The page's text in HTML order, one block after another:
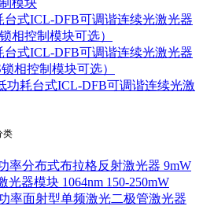
模块
台式ICL-DFB可调谐连续光激光器
相控制模块可选）
台式ICL-DFB可调谐连续光激光器
相控制模块可选）
功耗台式ICL-DFB可调谐连续光激
类
率分布式布拉格反射激光器 9mW
光器模块 1064nm 150-250mW
率面射型单频激光二极管激光器